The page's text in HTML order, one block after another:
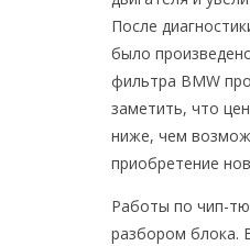
После
было
фильтра BMW
заметить, что
ниже, чем
приобретение
Работы по чип-
разбором блока.